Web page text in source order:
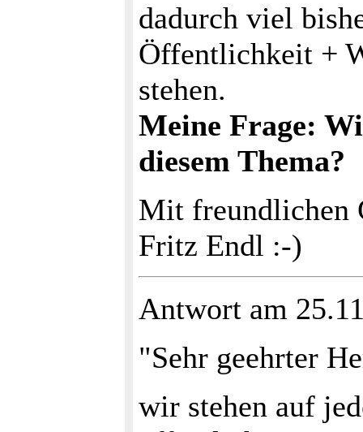
dadurch viel
Öffentlichkeit +
stehen.
Meine Frage:
diesem Thema?
Mit freundlichen
Fritz Endl :-)
Antwort am
"Sehr geehrter
wir stehen auf